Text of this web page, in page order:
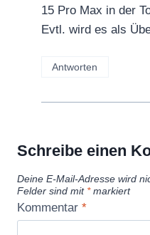
15 Pro Max in der
Evtl. wird es als
Antworten
Schreibe einen
Deine E-Mail-Adresse wird
Felder sind mit *markiert
Kommentar *